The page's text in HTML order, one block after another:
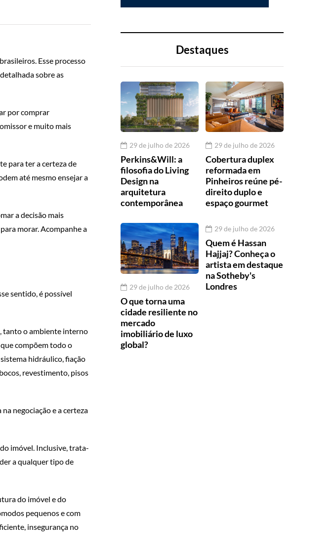
Esse processo
sobre as
por comprar
e muito mais
para ter a certeza de
até mesmo ensejar a
a decisão mais
morar. Acompanhe a
sentido, é possível
tanto o ambiente interno
compõem todo o
hidráulico, fiação
revestimento, pisos
negociação e a certeza
imóvel. Inclusive, trata-
a qualquer tipo de
do imóvel e do
pequenos e com
insegurança no
Destaques
29 de julho de 2026
Perkins&Will: a
filosofia do Living
Design na
arquitetura
contemporânea
29 de julho de 2026
Cobertura duplex
reformada em
Pinheiros reúne pé-
direito duplo e
espaço gourmet
29 de julho de 2026
O que torna uma
cidade resiliente no
mercado
imobiliário de luxo
global?
29 de julho de 2026
Quem é Hassan
Hajjaj? Conheça o
artista em destaque
na Sotheby's
Londres